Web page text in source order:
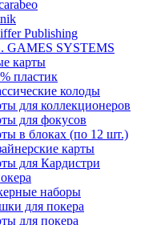
Publishing
GAMES SYSTEMS
карты
пластик
колоды
для коллекционеров
для фокусов
в блоках (по 12 шт.)
карты
для Кардистри
наборы
для покера
для покера